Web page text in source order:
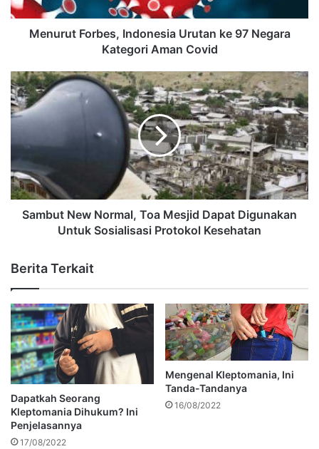
Menurut Forbes, Indonesia Urutan ke 97 Negara
Kategori Aman Covid
Sambut New Normal, Toa Mesjid Dapat Digunakan
Untuk Sosialisasi Protokol Kesehatan
Berita Terkait
Dapatkah Seorang
Kleptomania Dihukum? Ini
Penjelasannya
17/08/2022
Mengenal Kleptomania, Ini
Tanda-Tandanya
16/08/2022